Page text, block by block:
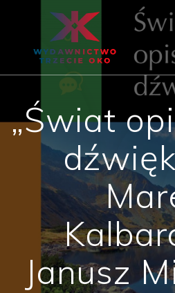
to
„Świat
Janusz